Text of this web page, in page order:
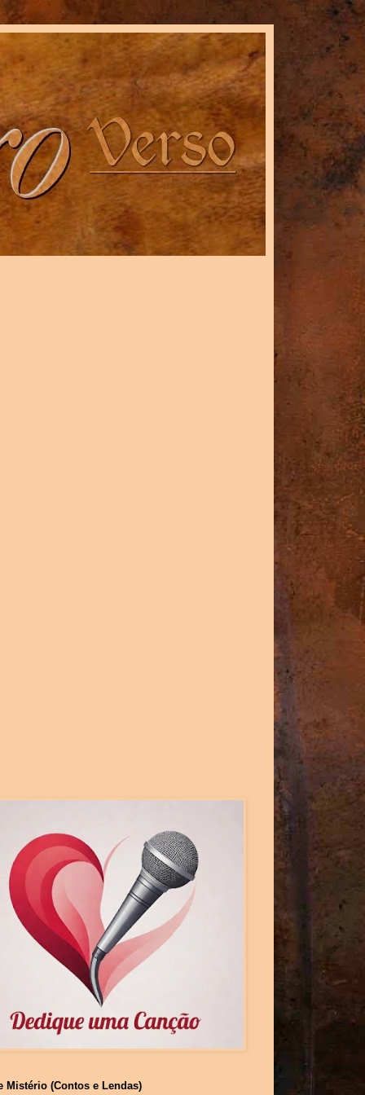
Mistério (Contos e Lendas)